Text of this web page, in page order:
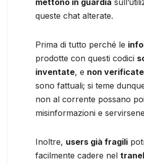
queste chat alterate.
Prima di tutto perché le
prodotte con questi codici
inventate, e non verificate
sono fattuali; si teme
non al corrente possano
misinformazioni e
Inoltre, users già fragili
facilmente cadere nel